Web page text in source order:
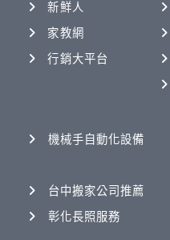
新鮮人
家教網
行銷大平台
機械手自動化設備
台中搬家公司推薦
彰化長照服務